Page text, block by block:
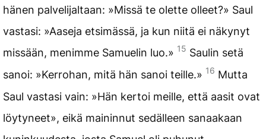
hänen palvelijaltaan: »Missä te olette olleet?» Saul
vastasi: »Aaseja etsimässä, ja kun niitä ei näkynyt
missään, menimme Samuelin luo.» 15 Saulin setä
sanoi: »Kerrohan, mitä hän sanoi teille.» 16 Mutta
Saul vastasi vain: »Hän kertoi meille, että aasit ovat
löytyneet», eikä maininnut sedälleen sanaakaan